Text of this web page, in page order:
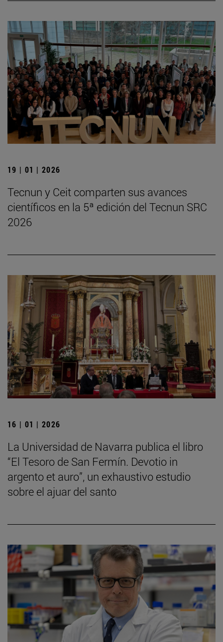
19 | 01 | 2026
Tecnun y Ceit comparten sus avances
científicos en la 5ª edición del Tecnun SRC
2026
16 | 01 | 2026
La Universidad de Navarra publica el libro
“El Tesoro de San Fermín. Devotio in
argento et auro”, un exhaustivo estudio
sobre el ajuar del santo